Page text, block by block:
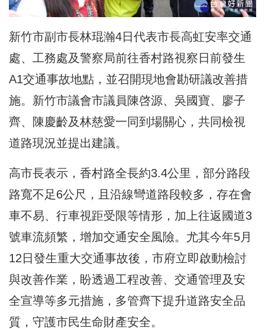
新竹市副市長林琨瀚4日代表市長高虹安率交通
處、工務處及警察局前往香村路視察日前發生
A1交通事故地點，並召開現地會勘研議改善措
施。新竹市議會市議員陳啓源、吳國寶、廖子
齊、陳慶齡及林慈愛一同到場關心，共同檢視
道路現況並提出建議。
高市長表示，香村路全長約3.4公里，部分路段
路寬不足6公尺，且沿線彎道路段較多，存在會
車不易、行車視距受限等情形，加上往返國道3
號車流頻繁，增加交通安全風險。尤其今年5月
12日發生重大交通事故後，市府立即啟動檢討
與改善作業，盼透過工程改善、交通管理及安
全宣導等多元措施，多管齊下提升道路安全品
質，守護市民生命財產安全。